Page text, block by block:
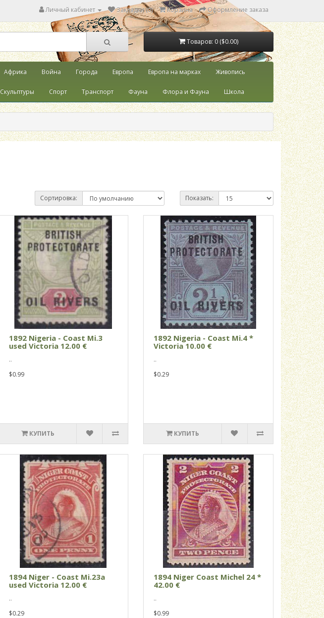
Личный кабинет Закладки (0) Корзина Оформление заказа
Товаров: 0 ($0.00)
Африка Война Города Европа Европа на марках Живопись
Скульптуры Спорт Транспорт Фауна Флора и Фауна Школа
Сортировка: Показать:
1892 Nigeria - Coast Mi.3
used Victoria 12.00 €
..
$0.99
КУПИТЬ
1892 Nigeria - Coast Mi.4 *
Victoria 10.00 €
..
$0.29
КУПИТЬ
1894 Niger - Coast Mi.23a
used Victoria 12.00 €
..
$0.29
1894 Niger Coast Michel 24 *
42.00 €
..
$0.99